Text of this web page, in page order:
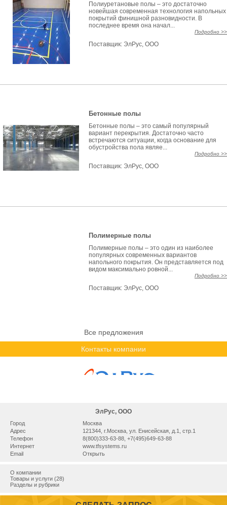
Полиуретановые полы – это достаточно
новейшая современная технология напольных
покрытий финишной разновидности. В
последнее время она начал...
Подробно >>
Поставщик: ЭлРус, ООО
Бетонные полы
Бетонные полы – это самый популярный
вариант перекрытия. Достаточно часто
встречаются ситуации, когда основание для
обустройства пола являе...
Подробно >>
Поставщик: ЭлРус, ООО
Полимерные полы
Полимерные полы – это один из наиболее
популярных современных вариантов
напольного покрытия. Он представляется под
видом максимально ровной...
Подробно >>
Поставщик: ЭлРус, ООО
Все предложения
Контакты компании
ЭлРус, ООО
Город
Москва
Адрес
121344, г.Москва, ул. Енисейская, д.1, стр.1
Телефон
8(800)333-63-88, +7(495)649-63-88
Интернет
www.tfsystems.ru
Email
Открыть
О компании
Товары и услуги (28)
Разделы и рубрики